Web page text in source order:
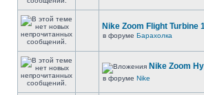
Nike Zoom Flight Turbine
в форуме Барахолка
Nike Zoom
в форуме Nike